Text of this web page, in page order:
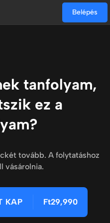
Belépés
tanfolyam,
ez a
tovább. A folytatáshoz
vásárolnia.
KAP Ft29,990